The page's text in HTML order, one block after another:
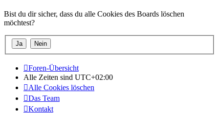
Bist du dir sicher, dass du alle Cookies des Boards löschen
möchtest?
Foren-Übersicht
Alle Zeiten sind UTC+02:00
Alle Cookies löschen
Das Team
Kontakt